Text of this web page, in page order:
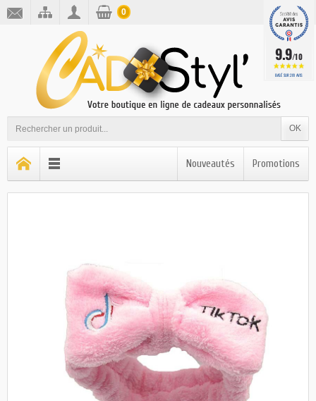
OK
0
Promotions
Nouveautés
9.9/10
BASÉ SUR 281 AVIS